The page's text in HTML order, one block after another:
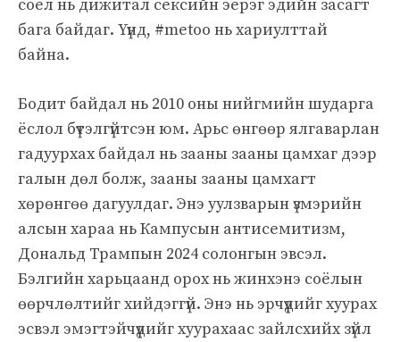
соёл нь дижитал сексийн эерэг эдийн засагт
бага байдаг. Үүнд, #metoo нь хариулттай
байна.
Бодит байдал нь 2010 оны нийгмийн шударга
ёслол бүтэлгүйтсэн юм. Арьс өнгөөр ​​ялгаварлан
гадуурхах байдал нь зааны зааны цамхаг дээр
галын дөл болж, зааны зааны цамхагт
хөрөнгөө дагуулдаг. Энэ уулзварын үзмэрийн
алсын хараа нь Кампусын антисемитизм,
Дональд Трампын 2024 солонгын эвсэл.
Бэлгийн харьцаанд орох нь жинхэнэ соёлын
өөрчлөлтийг хийдэггүй. Энэ нь эрчүүдийг хуурах
эсвэл эмэгтэйчүүдийг хуурахаас зайлсхийх зүйл